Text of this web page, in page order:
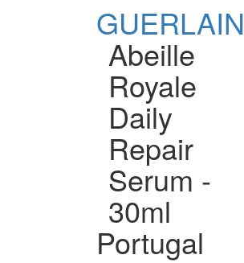
GUERLAIN
Abeille
Royale
Daily
Repair
Serum -
30ml
Portugal